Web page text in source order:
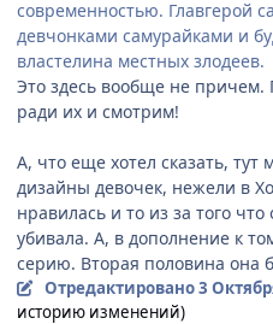
современностью. Главгерой
девчонками самурайками и
властелина местных злодеев.
Это здесь вообще не причем.
ради их и смотрим!
А, что еще хотел сказать, тут
дизайны девочек, нежели в
нравилась и то из за того
убивала. А, в дополнение к
серию. Вторая половина она
Отредактировано3
историю изменений)